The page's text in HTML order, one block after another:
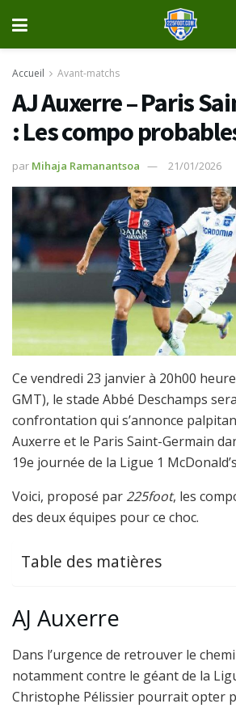
Accueil Avant-matchs
AJ Auxerre – Paris
: Les compo
par Mihaja Ramanantsoa 21/01/2026
Ce vendredi 23 janvier à 20h00
GMT), le stade Abbé Deschamps
confrontation qui s’annonce
Auxerre et le Paris Saint-Germain
19e journée de la Ligue 1
Voici, proposé par 225foot, les
des deux équipes pour ce choc.
Table des matières
AJ Auxerre
Dans l’urgence de retrouver le
notamment contre le géant de la
Christophe Pélissier pourrait opter